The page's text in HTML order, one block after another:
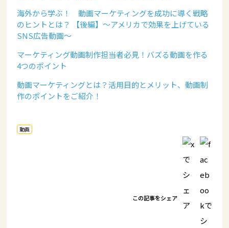
海外から学ぶ！ 動画マーケティングを成功に導く戦略
のヒントとは？ 【後編】～アメリカで効果を上げている
SNS広告動画～
マーケティング動画制作担当者必見！バズる動画を作る
4つのポイント
動画マーケティングとは？活用目的とメリット、動画制
作のポイントをご紹介！
動画
この記事をシェア